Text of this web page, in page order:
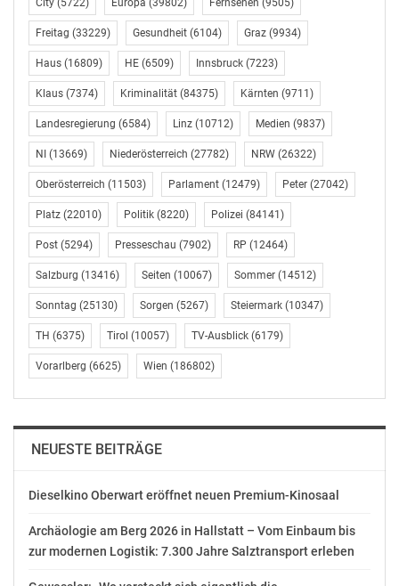
orientieren, welche Kriterien sie heranziehen müssen,
um vom Billigstbieterprinzip zum Bestbieterprinzip zu
kommen“, so Ursula Woditschka, Sekretärin des
Fachbereichs Gebäudemanagement der Gewerkschaft
vida. Ziel ist es, dass nicht mehr nur die gesetzlichen
Mindestforderungen erfüllt werden, sondern auch
Sozialkriterien, wie Aus- und Weiterbildung oder
bessere Vereinbarkeit von Privatleben und Beruf. „Wir
wissen, dass der Preis steigt, wenn MitarbeiterInnen z.
B. bestens geschult sind. So wird nicht nur die Qualität
ihrer Arbeit gesteigert, sondern auch garantiert, davon
profitieren letztlich alle“, unterstrich Woditschka.
Bedürfnisse der Beschäftigten hören
Die Leistungen und Präsenz der rund 50.000
Reinigungskräfte und BewacherInnen sind
allgegenwärtig: Sei es im Spital, im Büro, auf Flughäfen,
„Die Beschäftigten arbeiten hart und sie haben es sich
verdient, dass auch auf ihre Bedürfnisse geschaut wird.
Ich bin zuversichtlich, dass wir es mithilfe der
ArbeitnehmerInnen eine Perspektive zu bieten“, sagte
Max Trübitz, stv. Vorsitzender des vida-Fachbereichs
City (5722) Europa (39802) Fernsehen (9505)
Freitag (33229) Gesundheit (6104) Graz (9934)
Haus (16809) HE (6509) Innsbruck (7223)
Klaus (7374) Kriminalität (84375) Kärnten (9711)
Landesregierung (6584) Linz (10712) Medien (9837)
NI (13669) Niederösterreich (27782) NRW (26322)
Oberösterreich (11503) Parlament (12479) Peter (27042)
Platz (22010) Politik (8220) Polizei (84141)
Post (5294) Presseschau (7902) RP (12464)
Salzburg (13416) Seiten (10067) Sommer (14512)
Sonntag (25130) Sorgen (5267) Steiermark (10347)
TH (6375) Tirol (10057) TV-Ausblick (6179)
Vorarlberg (6625) Wien (186802)
NEUESTE BEITRÄGE
Dieselkino Oberwart eröffnet neuen Premium-Kinosaal
Archäologie am Berg 2026 in Hallstatt – Vom Einbaum bis
zur modernen Logistik: 7.300 Jahre Salztransport erleben